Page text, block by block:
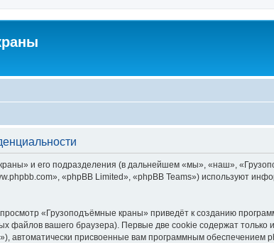
и его подразделения (в дальнейшем «мы», «наш»,
«phpBB Limited», «phpBB Teams») используют
«Грузоподъёмные краны» приведёт к созданию
файлов вашего браузера). Первые две cookie содержат
автоматически присвоенные вам программным обеспечением